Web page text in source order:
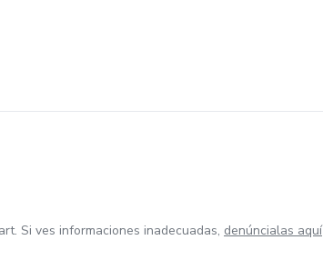
Si ves informaciones inadecuadas, denúncialas aquí